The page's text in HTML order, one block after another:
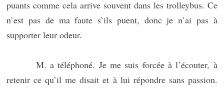
puants comme cela arrive souvent dans les trolleybus. Ce
n’est pas de ma faute s’ils puent, donc je n’ai pas à
supporter leur odeur.
M. a téléphoné. Je me suis forcée à l’écouter, à
retenir ce qu’il me disait et à lui répondre sans passion.